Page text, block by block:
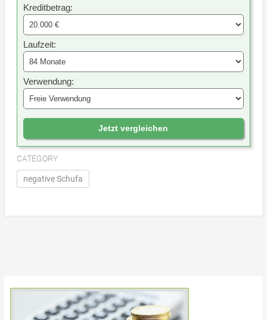
Kreditbetrag:
Laufzeit:
Verwendung:
Jetzt vergleichen
CATEGORY
negative Schufa